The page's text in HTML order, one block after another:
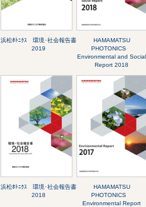
浜松ﾎﾄﾆｸｽ 環境･社会報告書
2019
HAMAMATSU
PHOTONICS
Environmental and Social
Report 2018
浜松ﾎﾄﾆｸｽ 環境･社会報告書
2018
HAMAMATSU
PHOTONICS
Environmental Report